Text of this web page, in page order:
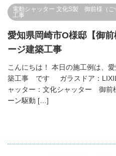
電動シャッター 文化S製 御前様（ご
工事
愛知県岡崎市O様邸【御
ージ建築工事
こんにちは！ 本日の施工例は、
築工事 です ガラスドア：LIXIL
ャッター：文化シャッター 御前
ーン駆動 […]